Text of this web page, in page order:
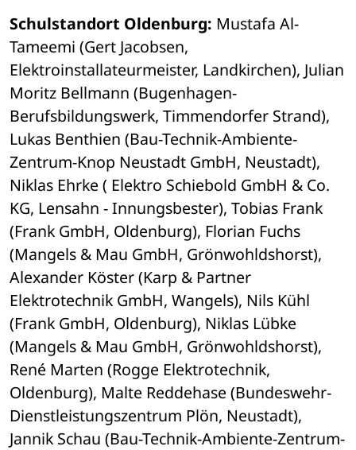
Schulstandort Oldenburg: Mustafa Al-
Tameemi (Gert Jacobsen,
Elektroinstallateurmeister, Landkirchen), Julian
Moritz Bellmann (Bugenhagen-
Berufsbildungswerk, Timmendorfer Strand),
Lukas Benthien (Bau-Technik-Ambiente-
Zentrum-Knop Neustadt GmbH, Neustadt),
Niklas Ehrke ( Elektro Schiebold GmbH & Co.
KG, Lensahn - Innungsbester), Tobias Frank
(Frank GmbH, Oldenburg), Florian Fuchs
(Mangels & Mau GmbH, Grönwohldshorst),
Alexander Köster (Karp & Partner
Elektrotechnik GmbH, Wangels), Nils Kühl
(Frank GmbH, Oldenburg), Niklas Lübke
(Mangels & Mau GmbH, Grönwohldshorst),
René Marten (Rogge Elektrotechnik,
Oldenburg), Malte Reddehase (Bundeswehr-
Dienstleistungszentrum Plön, Neustadt),
Jannik Schau (Bau-Technik-Ambiente-Zentrum-